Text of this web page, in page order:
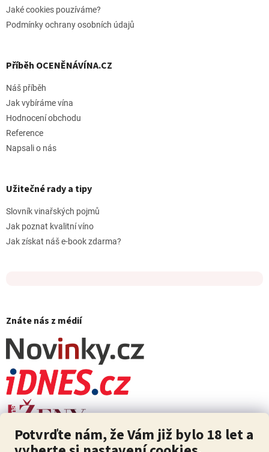
Potvrďte nám, že Vám již bylo 18 let a
Jaké cookies pouzíváme?
Podmínky ochrany osobních údajů
Příběh OCENĚNÁVÍNA.CZ
Náš příběh
Jak vybíráme vína
Hodnocení obchodu
Reference
Napsali o nás
Užitečné rady a tipy
Slovník vinařských pojmů
Jak poznat kvalitní víno
Jak získat náš e-book zdarma?
Znáte nás z médií